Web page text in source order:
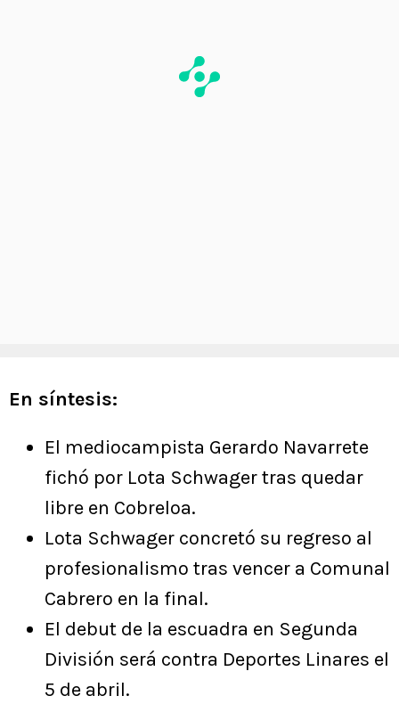
En síntesis:
El mediocampista Gerardo Navarrete
fichó por Lota Schwager tras quedar
libre en Cobreloa.
Lota Schwager concretó su regreso al
profesionalismo tras vencer a Comunal
Cabrero en la final.
El debut de la escuadra en Segunda
División será contra Deportes Linares el
5 de abril.